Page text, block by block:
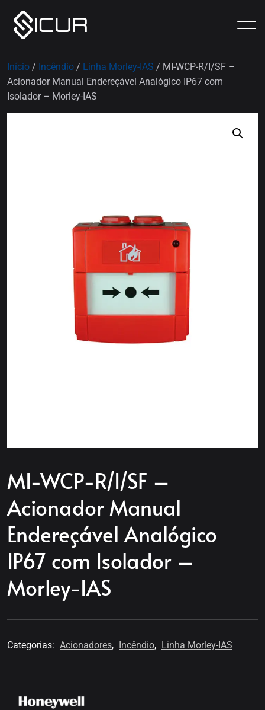
Início / Incêndio / Linha Morley-IAS / MI-WCP-R/I/SF –
Acionador Manual Endereçável Analógico IP67 com
Isolador – Morley-IAS
MI-WCP-R/I/SF –
Acionador Manual
Endereçável Analógico
IP67 com Isolador –
Morley-IAS
Categorias: Acionadores, Incêndio, Linha Morley-IAS